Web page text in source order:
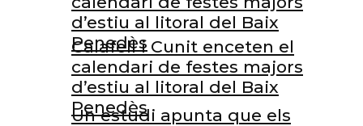
d’estiu al litoral del Baix
Penedès
Un estudi apunta que els
Calafell i Cunit enceten el
calendari de festes majors
d’estiu al litoral del Baix
Penedès